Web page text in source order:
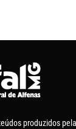
produzidos